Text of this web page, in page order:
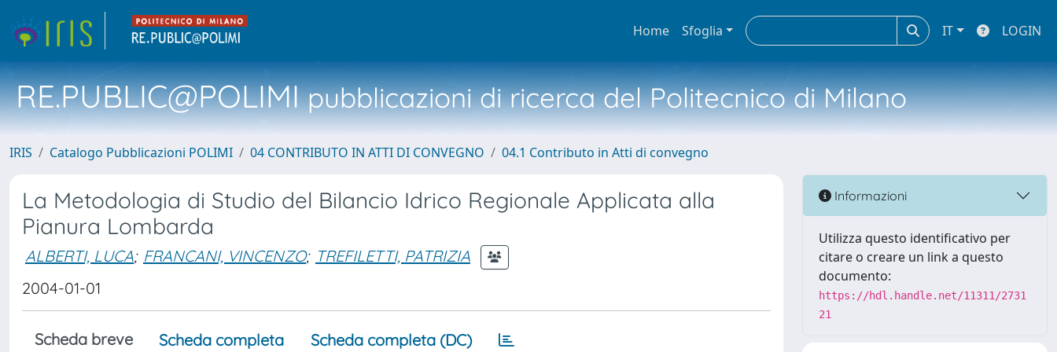
Home Sfoglia IT LOGIN
RE.PUBLIC@POLIMIpubblicazioni di ricerca del Politecnico di Milano
IRIS Catalogo Pubblicazioni POLIMI 04 CONTRIBUTO IN ATTI DI CONVEGNO 04.1 Contributo in Atti di convegno
La Metodologia di Studio del Bilancio Idrico Regionale Applicata alla
Pianura Lombarda
ALBERTI, LUCA; FRANCANI, VINCENZO; TREFILETTI, PATRIZIA
2004-01-01
Scheda breve Scheda completa Scheda completa (DC)
Informazioni
Utilizza questo identificativo per
citare o creare un link a questo
documento:
https://hdl.handle.net/11311/2731
21